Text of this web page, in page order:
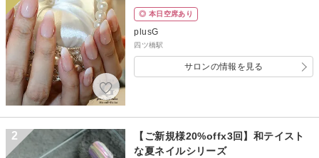
◎ 本日空席あり
plusG
四ツ橋駅
サロンの情報を見る
2
【ご新規様20%offx3回】和テイスト
な夏ネイルシリーズ